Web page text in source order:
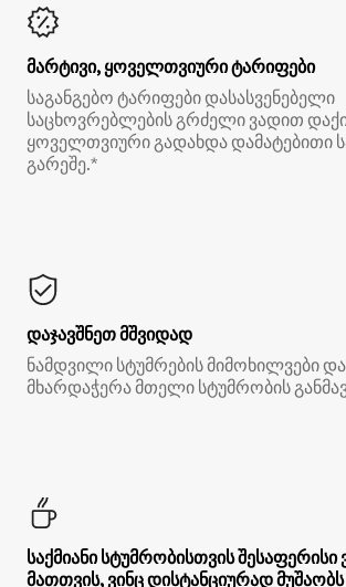
მარტივი, ყოველთვიური ტარიფები
საგანგებო ტარიფები დასასვენებელი
საცხოვრებლების გრძელი ვადით
ყოველთვიური გადახდა დამატებითი
გარეშე.*
დაჯავშნეთ მშვიდად
ნამდვილი სტუმრების მიმოხილვები
მხარდაჭერა მთელი სტუმრობის
საქმიანი სტუმრობისთვის შესაფერისი
მათთვის, ვინც დისტანციურად მუშაობს